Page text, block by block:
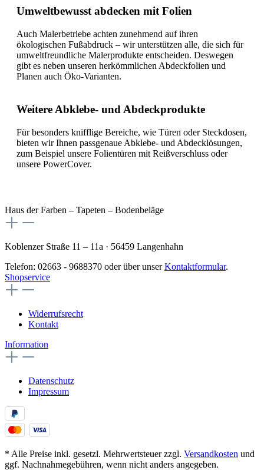
Umweltbewusst abdecken mit Folien
Auch Malerbetriebe achten zunehmend auf ihren
ökologischen Fußabdruck – wir unterstützen alle, die sich für
umweltfreundliche Malerprodukte entscheiden. Deswegen
gibt es neben unseren herkömmlichen Abdeckfolien und
Planen auch Öko-Varianten.
Weitere Abklebe- und Abdeckprodukte
Für besonders knifflige Bereiche, wie Türen oder Steckdosen,
bieten wir Ihnen passgenaue Abklebe- und Abdecklösungen,
zum Beispiel unsere Folientüren mit Reißverschluss oder
unsere PowerCover.
Haus der Farben – Tapeten – Bodenbeläge
Koblenzer Straße 11 – 11a · 56459 Langenhahn
Telefon: 02663 - 9688370 oder über unserKontaktformular.
Shopservice
Widerrufsrecht
Kontakt
Information
Datenschutz
Impressum
* Alle Preise inkl. gesetzl. Mehrwertsteuer zzgl. Versandkosten und
ggf. Nachnahmegebühren, wenn nicht anders angegeben.